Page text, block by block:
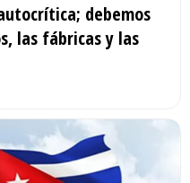
debemos
las fábricas y las